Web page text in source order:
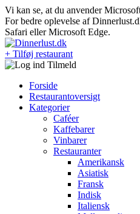
Vi kan se, at du anvender
For bedre oplevelse af
Safari eller Microsoft Edge.
+ Tilføj restaurant
Forside
Restaurantoversigt
Kategorier
Caféer
Kaffebarer
Vinbarer
Restauranter
Amerikansk
Asiatisk
Fransk
Indisk
Italiensk